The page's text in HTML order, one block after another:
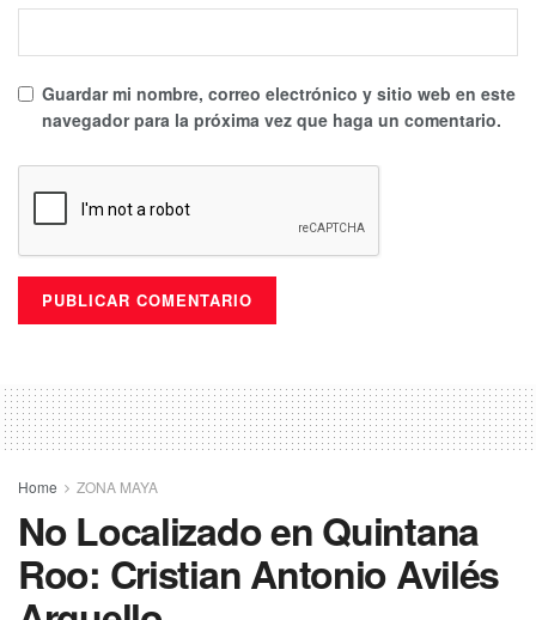
Guardar mi nombre, correo electrónico y sitio web en este
navegador para la próxima vez que haga un comentario.
Home ZONA MAYA
No Localizado en Quintana
Roo: Cristian Antonio Avilés